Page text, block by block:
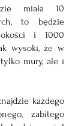
miała 10
to będzie
i 1000
wysoki, że w
mury, ale i
każdego
zabitego